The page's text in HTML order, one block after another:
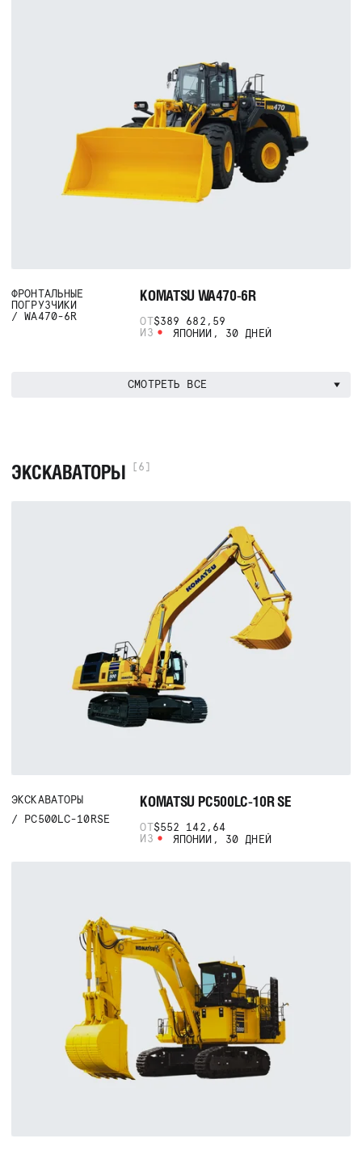
WA470-6R
ФРОНТАЛЬНЫЕ
ПОГРУЗЧИКИ
KOMATSU WA470-6R
ОТ$389 682,59
ИЗ
ЯПОНИИ, 30 ДНЕЙ
СМОТРЕТЬ ВСЕ
ЭКСКАВАТОРЫ [6]
PC500LC-10RSE
ЭКСКАВАТОРЫ KOMATSU PC500LC-10R SE
ОТ$552 142,64
ИЗ
ЯПОНИИ, 30 ДНЕЙ